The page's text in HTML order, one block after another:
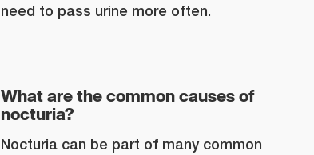
need to pass urine more often.
What are the common causes of
nocturia?
Nocturia can be part of many common